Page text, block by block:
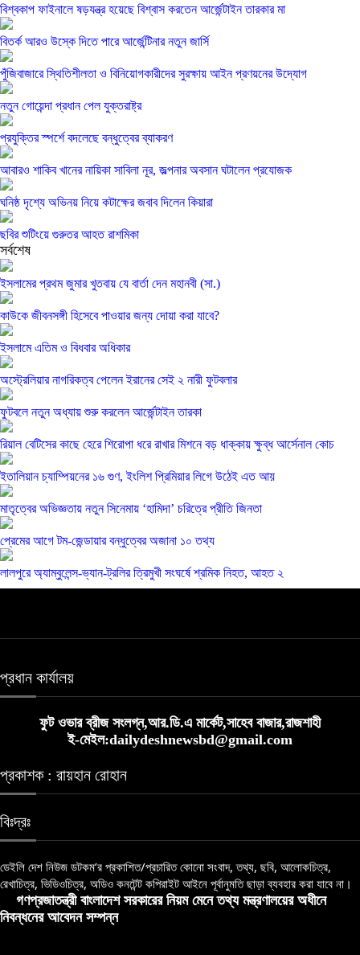
বিশ্বকাপ ফাইনালে ষড়যন্ত্র হয়েছে বিশ্বাস করতেন আর্জেন্টাইন তারকার মা
বিতর্ক আরও উস্কে দিতে পারে আর্জেন্টিনার নতুন জার্সি
পুঁজিবাজারে স্থিতিশীলতা ও বিনিয়োগকারীদের সুরক্ষায় আইন প্রণয়নের উদ্যোগ
নতুন গোয়েন্দা প্রধান পেল যুক্তরাষ্ট্র
প্রযুক্তির স্পর্শে বদলেছে বন্ধুত্বের ব্যাকরণ
আবারও শাকিব খানের নায়িকা সাবিলা নূর, জল্পনার অবসান ঘটালেন প্রযোজক
ঘনিষ্ঠ দৃশ্যে অভিনয় নিয়ে কটাক্ষের জবাব দিলেন কিয়ারা
ছবির শুটিংয়ে গুরুতর আহত রাশমিকা
সর্বশেষ
ইসলামের প্রথম জুমার খুতবায় যে বার্তা দেন মহানবী (সা.)
কাউকে জীবনসঙ্গী হিসেবে পাওয়ার জন্য দোয়া করা যাবে?
ইসলামে এতিম ও বিধবার অধিকার
অস্ট্রেলিয়ার নাগরিকত্ব পেলেন ইরানের সেই ২ নারী ফুটবলার
ফুটবলে নতুন অধ্যায় শুরু করলেন আর্জেন্টাইন তারকা
রিয়াল বেটিসের কাছে হেরে শিরোপা ধরে রাখার মিশনে বড় ধাক্কায় ক্ষুব্ধ আর্সেনাল কোচ
ইতালিয়ান চ্যাম্পিয়নের ১৬ গুণ, ইংলিশ প্রিমিয়ার লিগে উঠেই এত আয়
মাতৃত্বের অভিজ্ঞতায় নতুন সিনেমায় ‘হামিদা’ চরিত্রে প্রীতি জিনতা
প্রেমের আগে টম-জেন্ডায়ার বন্ধুত্বের অজানা ১০ তথ্য
লালপুরে অ্যাম্বুলেন্স-ভ্যান-ট্রলির ত্রিমুখী সংঘর্ষে শ্রমিক নিহত, আহত ২
প্রধান কার্যালয়
ফুট ওভার ব্রীজ সংলগ্ন,আর.ডি.এ মার্কেট,সাহেব বাজার,রাজশাহী
ই-মেইল:dailydeshnewsbd@gmail.com
প্রকাশক : রায়হান রোহান
বিঃদ্রঃ
ডেইলি দেশ নিউজ ডটকম’র প্রকাশিত/প্রচারিত কোনো সংবাদ, তথ্য, ছবি, আলোকচিত্র,
রেখাচিত্র, ভিডিওচিত্র, অডিও কনটেন্ট কপিরাইট আইনে পূর্বানুমতি ছাড়া ব্যবহার করা যাবে না।
গণপ্রজাতন্ত্রী বাংলাদেশ সরকারের নিয়ম মেনে তথ্য মন্ত্রণালয়ের অধীনে
নিবন্ধনের আবেদন সম্পন্ন